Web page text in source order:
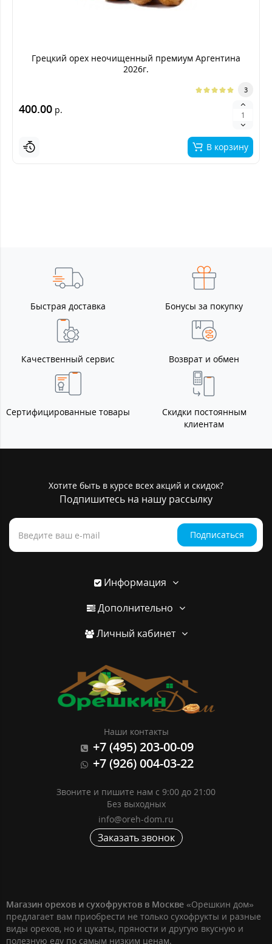
Грецкий орех неочищенный премиум Аргентина
2026г.
3
400.00 р.
В корзину
Быстрая доставка Бонусы за покупку
Качественный сервис Возврат и обмен
Сертифицированные товары
Скидки постоянным
клиентам
Хотите быть в курсе всех акций и скидок?
Подпишитесь на нашу рассылку
Подписаться
Информация
Дополнительно
Личный кабинет
Наши контакты
+7 (495) 203-00-09
+7 (926) 004-03-22
Звоните и пишите нам с 9:00 до 21:00
Без выходных
info@oreh-dom.ru
Заказать звонок
Магазин орехов и сухофруктов в Москве «Орешкин дом»
предлагает вам приобрести не только сухофрукты и разные
виды орехов, но и цукаты, пряности и другую вкусную и
полезную еду по самым низким ценам.